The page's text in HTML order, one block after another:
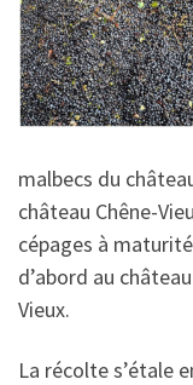
malbecs du
château Chêne-
cépages à
d’abord au
Vieux.
La récolte s’étale